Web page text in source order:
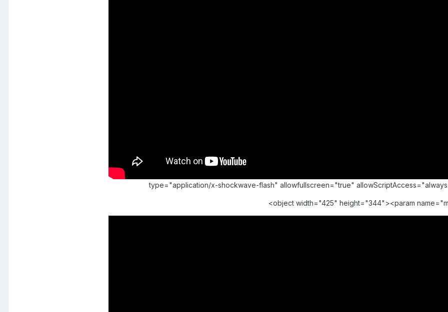
type="application/x-shockwave-flash" allowfullscreen="true"
<object width="425" height="344"><param